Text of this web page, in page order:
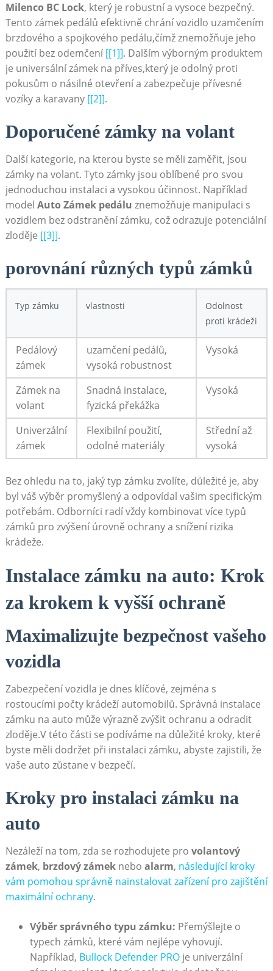
Milenco BC Lock, který je robustní a vysoce bezpečný.
Tento zámek pedálů efektivně chrání vozidlo uzamčením
brzdového a spojkového pedálu,čímž znemožňuje jeho
použití bez odemčení[[1]]. Dalším výborným produktem
je universální zámek na příves,který je odolný proti
pokusům o násilné otevření a zabezpečuje přívesné
vozíky a karavany [[2]].
Doporučené zámky na volant
Další kategorie, na kterou byste se měli zaměřit, jsou
zámky na volant. Tyto zámky jsou oblíbené pro svou
jednoduchou instalaci a vysokou účinnost. Například
model Auto Zámek pedálu znemožňuje manipulaci s
vozidlem bez odstranění zámku, což odrazuje potenciální
zloděje [[3]].
porovnání různých typů zámků
Typ zámku vlastnosti
Odolnost
proti krádeži
Pedálový
zámek
uzamčení pedálů,
vysoká robustnost
Vysoká
Zámek na
volant
Snadná instalace,
fyzická překážka
Vysoká
Univerzální
zámek
Flexibilní použití,
odolné materiály
Střední až
vysoká
Bez ohledu na to, jaký typ zámku zvolíte, důležité je, aby
byl váš výběr promyšlený a odpovídal vašim specifickým
potřebám. Odborníci radí vždy kombinovat více typů
zámků pro zvýšení úrovně ochrany a snížení rizika
krádeže.
Instalace zámku na auto: Krok
za krokem k vyšší ochraně
Maximalizujte bezpečnost vašeho
vozidla
Zabezpečení vozidla je dnes klíčové, zejména s
rostoucími počty krádeží automobilů. Správná instalace
zámku na auto může výrazně zvýšit ochranu a odradit
zloděje.V této části se podíváme na důležité kroky, které
byste měli dodržet při instalaci zámku, abyste zajistili, že
vaše auto zůstane v bezpečí.
Kroky pro instalaci zámku na
auto
Nezáleží na tom, zda se rozhodujete pro volantový
zámek, brzdový zámeknebo alarm, následující kroky
vám pomohou správně nainstalovat zařízení pro zajištění
maximální ochrany.
Výběr správného typu zámku: Přemýšlejte o
typech zámků, které vám nejlépe vyhovují.
Například, Bullock Defender PROje univerzální